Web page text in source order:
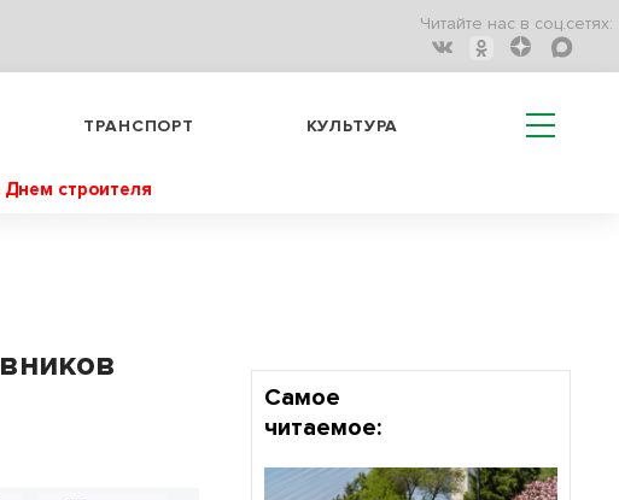
Читайте нас в соц.сетях:
ТРАНСПОРТ КУЛЬТУРА
строителя
Самое
читаемое: